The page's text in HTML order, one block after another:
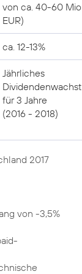
von ca. 40-60
EUR)
ca. 12-13%
Jährliches
für 3 Jahre
(2016 - 2018)
2017
von -3,5%